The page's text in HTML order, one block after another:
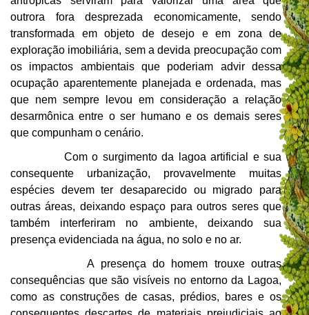
outrora fora desprezada economicamente, sendo
transformada em objeto de desejo e em zona de
exploração imobiliária, sem a devida preocupação com
os impactos ambientais que poderiam advir dessa
ocupação aparentemente planejada e ordenada, mas
que nem sempre levou em consideração a relação
desarmônica entre o ser humano e os demais seres
que compunham o cenário.
Com o surgimento da lagoa artificial e sua
consequente urbanização, provavelmente muitas
espécies devem ter desaparecido ou migrado para
outras áreas, deixando espaço para outros seres que
também interferiram no ambiente, deixando sua
presença evidenciada na água, no solo e no ar.
A presença do homem trouxe outras
consequências que são visíveis no entorno da Lagoa,
como as construções de casas, prédios, bares e os